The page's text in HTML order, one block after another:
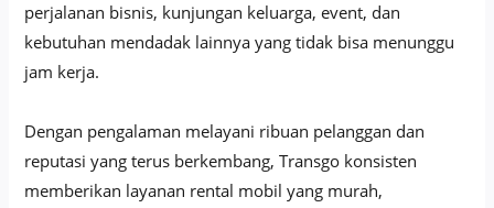
perjalanan bisnis, kunjungan keluarga, event, dan
kebutuhan mendadak lainnya yang tidak bisa menunggu
jam kerja.
Dengan pengalaman melayani ribuan pelanggan dan
reputasi yang terus berkembang, Transgo konsisten
memberikan layanan rental mobil yang murah,